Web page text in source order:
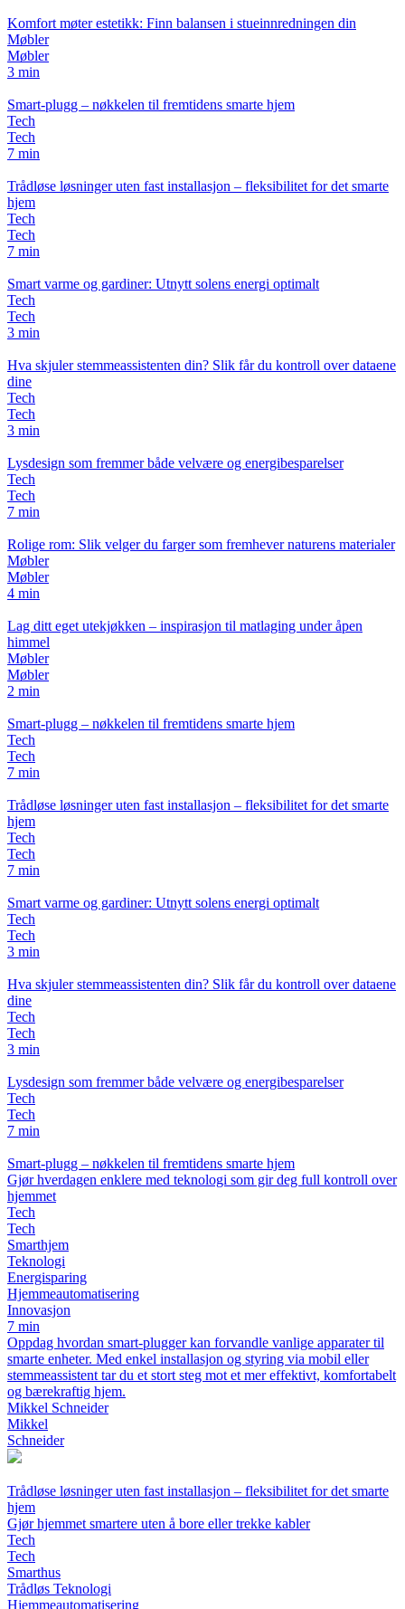
Komfort møter estetikk: Finn balansen i stueinnredningen din
Møbler
Møbler
3 min
Smart-plugg – nøkkelen til fremtidens smarte hjem
Tech
Tech
7 min
Trådløse løsninger uten fast installasjon – fleksibilitet for det smarte
hjem
Tech
Tech
7 min
Smart varme og gardiner: Utnytt solens energi optimalt
Tech
Tech
3 min
Hva skjuler stemmeassistenten din? Slik får du kontroll over dataene
dine
Tech
Tech
3 min
Lysdesign som fremmer både velvære og energibesparelser
Tech
Tech
7 min
Rolige rom: Slik velger du farger som fremhever naturens materialer
Møbler
Møbler
4 min
Lag ditt eget utekjøkken – inspirasjon til matlaging under åpen
himmel
Møbler
Møbler
2 min
Smart-plugg – nøkkelen til fremtidens smarte hjem
Tech
Tech
7 min
Trådløse løsninger uten fast installasjon – fleksibilitet for det smarte
hjem
Tech
Tech
7 min
Smart varme og gardiner: Utnytt solens energi optimalt
Tech
Tech
3 min
Hva skjuler stemmeassistenten din? Slik får du kontroll over dataene
dine
Tech
Tech
3 min
Lysdesign som fremmer både velvære og energibesparelser
Tech
Tech
7 min
Smart-plugg – nøkkelen til fremtidens smarte hjem
Gjør hverdagen enklere med teknologi som gir deg full kontroll over
hjemmet
Tech
Tech
Smarthjem
Teknologi
Energisparing
Hjemmeautomatisering
Innovasjon
7 min
Oppdag hvordan smart-plugger kan forvandle vanlige apparater til
smarte enheter. Med enkel installasjon og styring via mobil eller
stemmeassistent tar du et stort steg mot et mer effektivt, komfortabelt
og bærekraftig hjem.
Mikkel Schneider
Mikkel
Schneider
Trådløse løsninger uten fast installasjon – fleksibilitet for det smarte
hjem
Gjør hjemmet smartere uten å bore eller trekke kabler
Tech
Tech
Smarthus
Trådløs Teknologi
Hjemmeautomatisering